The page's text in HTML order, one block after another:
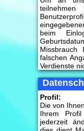
beim
falschen
Verdienste
Profil:
Die von
Ihrem
jederzeit